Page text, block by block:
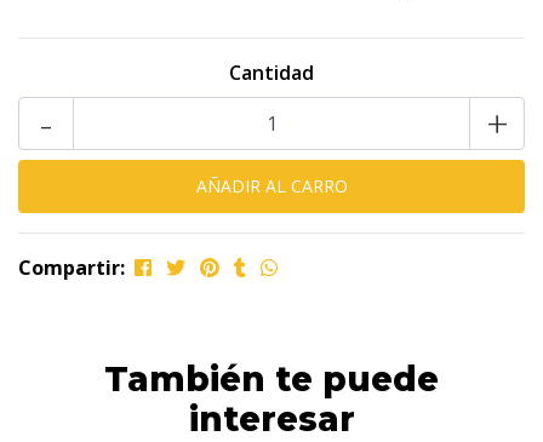
Cantidad
+
-
Compartir:
También te puede
interesar